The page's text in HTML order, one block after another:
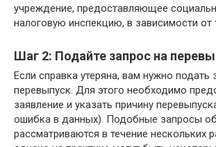
учреждение, предоставляющее
налоговую инспекцию, в зависимости от
Шаг 2: Подайте запрос на
Если справка утеряна, вам нужно подать
перевыпуск. Для этого необходимо
заявление и указать причину
ошибка в данных). Подобные запросы
рассматриваются в течение нескольких